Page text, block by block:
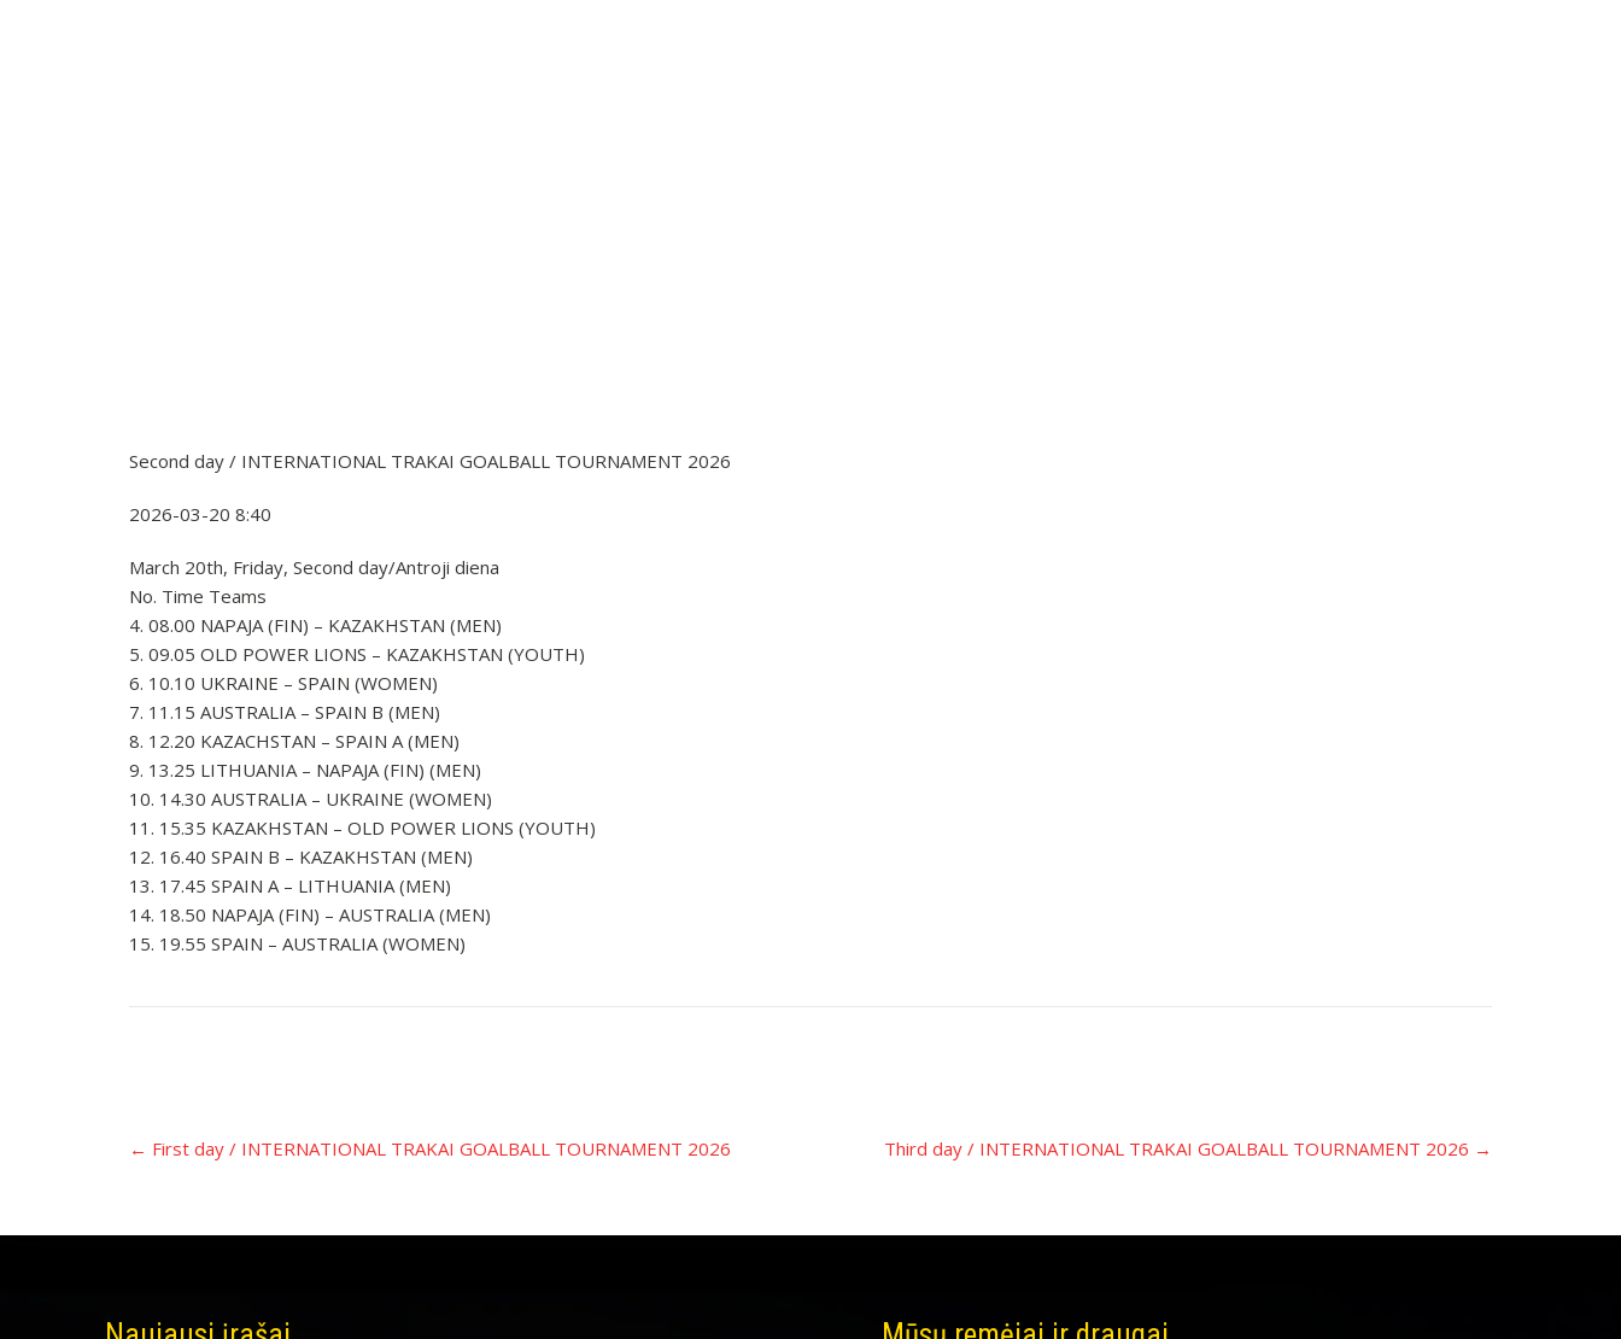
Second day / INTERNATIONAL TRAKAI GOALBALL TOURNAMENT 2026
2026-03-20 8:40
March 20th, Friday, Second day/Antroji diena
No. Time Teams
4. 08.00 NAPAJA (FIN) – KAZAKHSTAN (MEN)
5. 09.05 OLD POWER LIONS – KAZAKHSTAN (YOUTH)
6. 10.10 UKRAINE – SPAIN (WOMEN)
7. 11.15 AUSTRALIA – SPAIN B (MEN)
8. 12.20 KAZACHSTAN – SPAIN A (MEN)
9. 13.25 LITHUANIA – NAPAJA (FIN) (MEN)
10. 14.30 AUSTRALIA – UKRAINE (WOMEN)
11. 15.35 KAZAKHSTAN – OLD POWER LIONS (YOUTH)
12. 16.40 SPAIN B – KAZAKHSTAN (MEN)
13. 17.45 SPAIN A – LITHUANIA (MEN)
14. 18.50 NAPAJA (FIN) – AUSTRALIA (MEN)
15. 19.55 SPAIN – AUSTRALIA (WOMEN)
navigacija
← First day / INTERNATIONAL TRAKAI GOALBALL TOURNAMENT 2026 Third day / INTERNATIONAL TRAKAI GOALBALL TOURNAMENT 2026 →